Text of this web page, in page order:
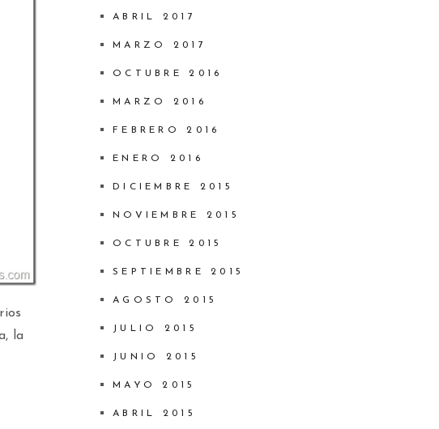
la
ABRIL 2017
MARZO 2017
OCTUBRE 2016
MARZO 2016
FEBRERO 2016
ENERO 2016
DICIEMBRE 2015
NOVIEMBRE 2015
OCTUBRE 2015
SEPTIEMBRE 2015
AGOSTO 2015
JULIO 2015
JUNIO 2015
MAYO 2015
ABRIL 2015